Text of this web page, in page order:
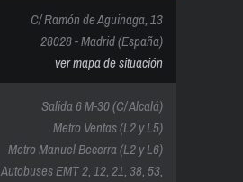
C/ Ramón de Aguinaga, 13
28028 - Madrid (España)
ver mapa de situación
Salida 6 M-30 (C/ Alcalá)
Metro Ventas (L2 y L5)
Metro Manuel Becerra (L2 y L6)
Autobuses EMT 2, 12, 21, 38, 53,